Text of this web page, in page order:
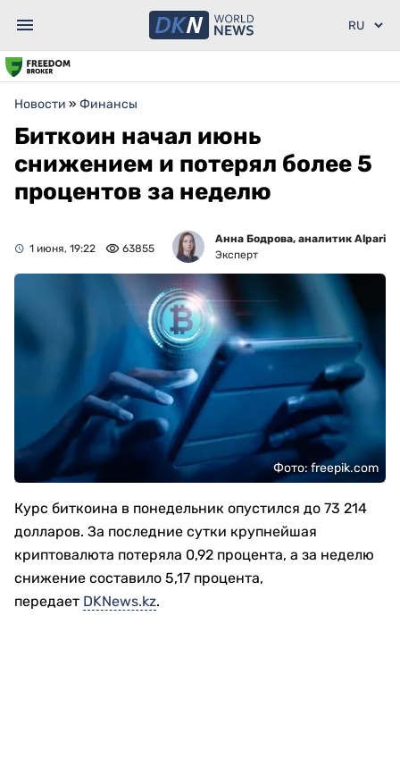
Новости » Финансы
Биткоин начал июнь
снижением и потерял более 5
процентов за неделю
1 июня, 19:22 63855
Анна Бодрова, аналитик Alpari
Эксперт
Фото: freepik.com
Курс биткоина в понедельник опустился до 73 214
долларов. За последние сутки крупнейшая
криптовалюта потеряла 0,92 процента, а за неделю
снижение составило 5,17 процента,
передает DKNews.kz.